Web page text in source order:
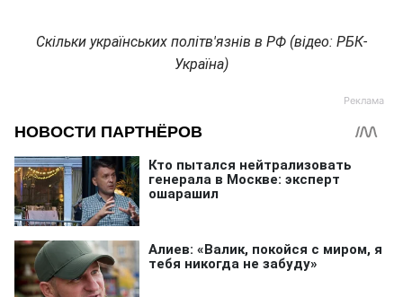
Скільки українських політв'язнів в РФ (відео: РБК-
Україна)